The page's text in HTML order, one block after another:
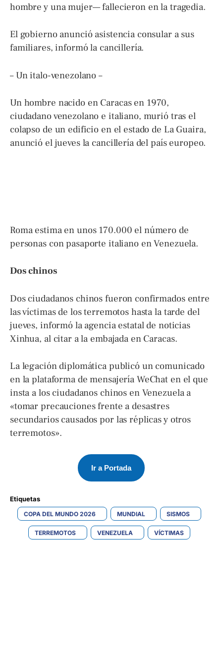
hombre y una mujer— fallecieron en la tragedia.
El gobierno anunció asistencia consular a sus
familiares, informó la cancillería.
– Un italo-venezolano –
Un hombre nacido en Caracas en 1970,
ciudadano venezolano e italiano, murió tras el
colapso de un edificio en el estado de La Guaira,
anunció el jueves la cancillería del país europeo.
Roma estima en unos 170.000 el número de
personas con pasaporte italiano en Venezuela.
Dos chinos
Dos ciudadanos chinos fueron confirmados entre
las víctimas de los terremotos hasta la tarde del
jueves, informó la agencia estatal de noticias
Xinhua, al citar a la embajada en Caracas.
La legación diplomática publicó un comunicado
en la plataforma de mensajería WeChat en el que
insta a los ciudadanos chinos en Venezuela a
«tomar precauciones frente a desastres
secundarios causados por las réplicas y otros
terremotos».
Ir a Portada
Etiquetas
COPA DEL MUNDO 2026 MUNDIAL SISMOS
TERREMOTOS VENEZUELA VÍCTIMAS